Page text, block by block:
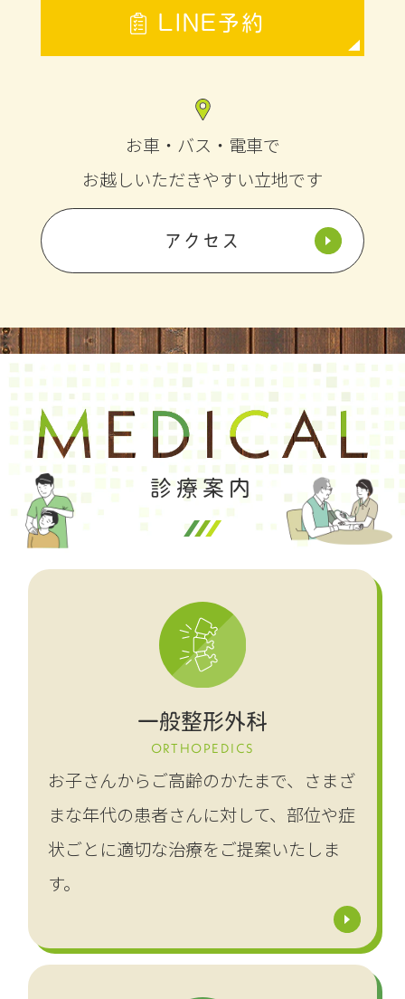
【 院長ノート更新のお知らせ 】
【松本市】その首の痛み・肩こり、本当に
年齢のせい？知っておきたい「首の危険信
LINE予約
お車・バス・電車で
お越しいただきやすい立地です
アクセス
診療案内
一般整形外科
ORTHOPEDICS
お子さんからご高齢のかたまで、さまざ
まな年代の患者さんに対して、部位や症
状ごとに適切な治療をご提案いたしま
す。